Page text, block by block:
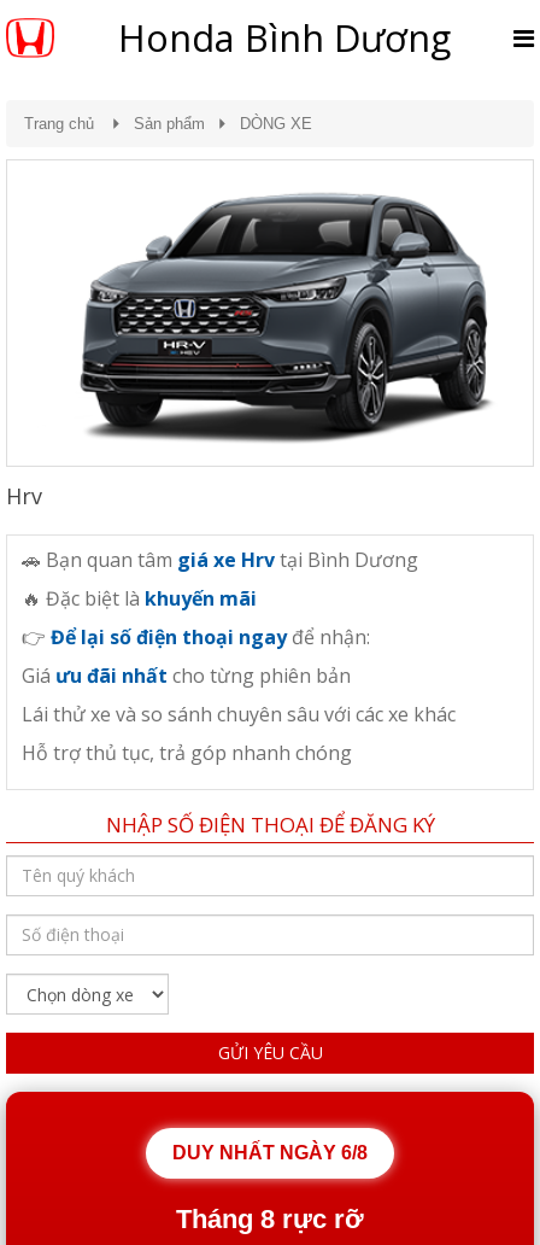
Honda Bình Dương
Trang chủ Sản phẩm DÒNG XE
Hrv
🚗 Bạn quan tâm giá xe Hrvtại Bình Dương
🔥 Đặc biệt là khuyến mãi
👉 Để lại số điện thoại ngayđể nhận:
Giá ưu đãi nhất cho từng phiên bản
Lái thử xe và so sánh chuyên sâu với các xe khác
Hỗ trợ thủ tục, trả góp nhanh chóng
NHẬP SỐ ĐIỆN THOẠI ĐỂ ĐĂNG KÝ
GỬI YÊU CẦU
DUY NHẤT NGÀY 6/8
Tháng 8 rực rỡ